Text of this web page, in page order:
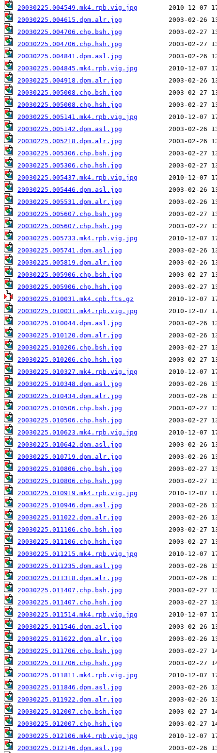
20030225.004549.mk4.rpb.vig.jpg
20030225.004615.dpm.alr.jpg
20030225.004706.chp.bsh.jpg
20030225.004706.chp.hsh.jpg
20030225.004841.dpm.asl.jpg
20030225.004845.mk4.rpb.vig.jpg
20030225.004918.dpm.alr.jpg
20030225.005008.chp.bsh.jpg
20030225.005008.chp.hsh.jpg
20030225.005141.mk4.rpb.vig.jpg
20030225.005142.dpm.asl.jpg
20030225.005218.dpm.alr.jpg
20030225.005306.chp.bsh.jpg
20030225.005306.chp.hsh.jpg
20030225.005437.mk4.rpb.vig.jpg
20030225.005446.dpm.asl.jpg
20030225.005531.dpm.alr.jpg
20030225.005607.chp.bsh.jpg
20030225.005607.chp.hsh.jpg
20030225.005733.mk4.rpb.vig.jpg
20030225.005741.dpm.asl.jpg
20030225.005819.dpm.alr.jpg
20030225.005906.chp.bsh.jpg
20030225.005906.chp.hsh.jpg
20030225.010031.mk4.cpb.fts.gz
20030225.010031.mk4.rpb.vig.jpg
20030225.010044.dpm.asl.jpg
20030225.010120.dpm.alr.jpg
20030225.010206.chp.bsh.jpg
20030225.010206.chp.hsh.jpg
20030225.010327.mk4.rpb.vig.jpg
20030225.010348.dpm.asl.jpg
20030225.010434.dpm.alr.jpg
20030225.010506.chp.bsh.jpg
20030225.010506.chp.hsh.jpg
20030225.010623.mk4.rpb.vig.jpg
20030225.010642.dpm.asl.jpg
20030225.010719.dpm.alr.jpg
20030225.010806.chp.bsh.jpg
20030225.010806.chp.hsh.jpg
20030225.010919.mk4.rpb.vig.jpg
20030225.010946.dpm.asl.jpg
20030225.011022.dpm.alr.jpg
20030225.011106.chp.bsh.jpg
20030225.011106.chp.hsh.jpg
20030225.011215.mk4.rpb.vig.jpg
20030225.011235.dpm.asl.jpg
20030225.011318.dpm.alr.jpg
20030225.011407.chp.bsh.jpg
20030225.011407.chp.hsh.jpg
20030225.011514.mk4.rpb.vig.jpg
20030225.011546.dpm.asl.jpg
20030225.011622.dpm.alr.jpg
20030225.011706.chp.bsh.jpg
20030225.011706.chp.hsh.jpg
20030225.011811.mk4.rpb.vig.jpg
20030225.011846.dpm.asl.jpg
20030225.011922.dpm.alr.jpg
20030225.012007.chp.bsh.jpg
20030225.012007.chp.hsh.jpg
20030225.012106.mk4.rpb.vig.jpg
20030225.012146.dpm.asl.jpg